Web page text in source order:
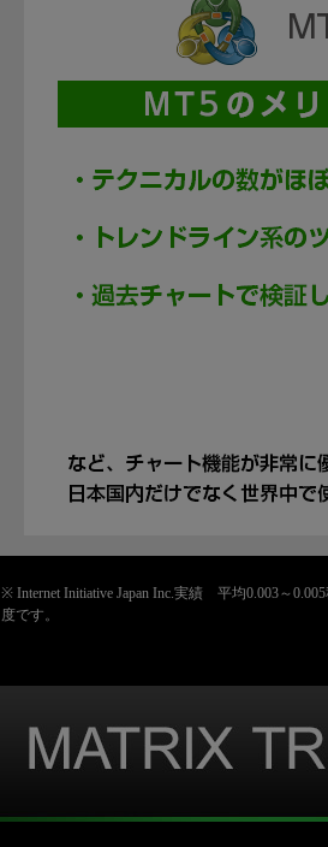
※ Internet Initiative Japan Inc.実績 平均0.003～
度です。